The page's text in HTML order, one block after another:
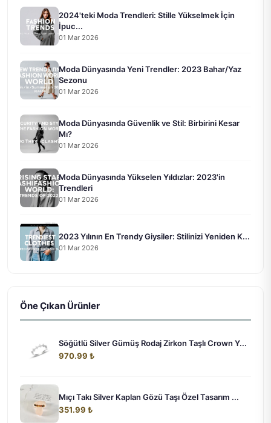
2024'teki Moda Trendleri: Stille Yükselmek İçin
İpuc...
01 Mar 2026
Moda Dünyasında Yeni Trendler: 2023 Bahar/Yaz
Sezonu
01 Mar 2026
Moda Dünyasında Güvenlik ve Stil: Birbirini Kesar
Mı?
01 Mar 2026
Moda Dünyasında Yükselen Yıldızlar: 2023'in
Trendleri
01 Mar 2026
2023 Yılının En Trendy Giysiler: Stilinizi Yeniden K...
01 Mar 2026
Öne Çıkan Ürünler
Söğütlü Silver Gümüş Rodaj Zirkon Taşlı Crown Y...
970.99 ₺
Mıçı Takı Silver Kaplan Gözü Taşı Özel Tasarım ...
351.99 ₺